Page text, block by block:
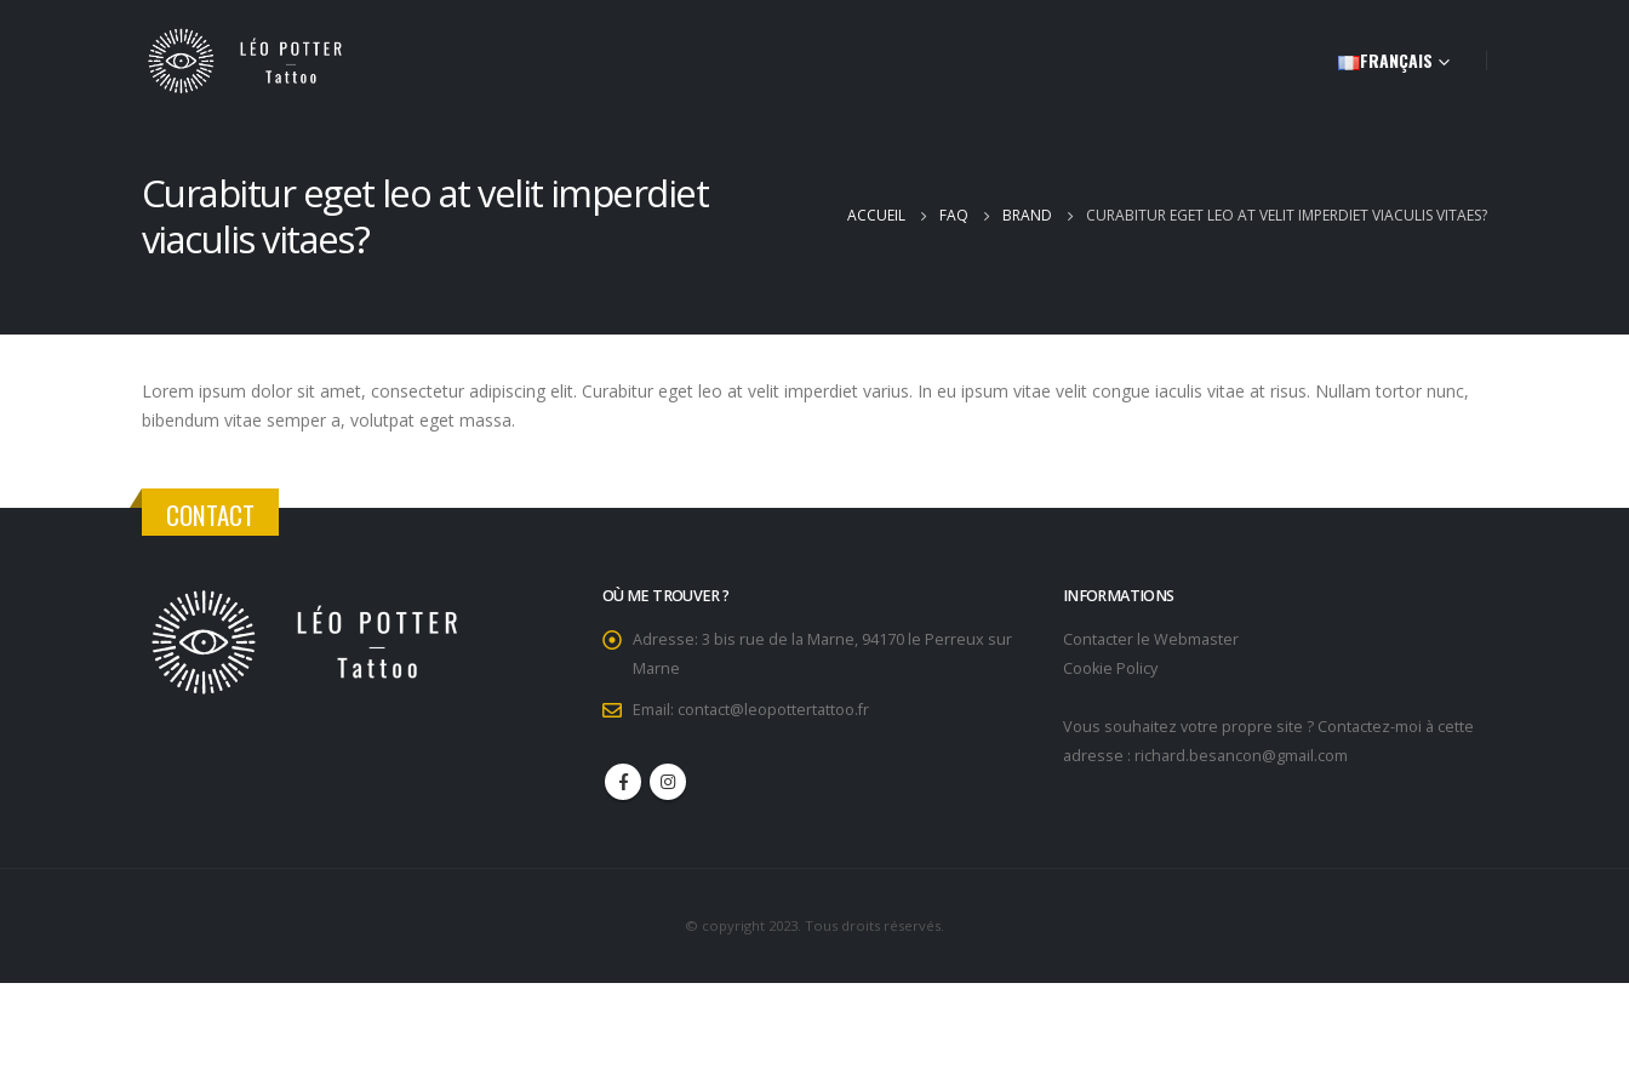
FRANÇAIS
Curabitur eget leo at velit imperdiet
viaculis vitaes?
ACCUEIL FAQ BRAND CURABITUR EGET LEO AT VELIT IMPERDIET VIACULIS VITAES?
Lorem ipsum dolor sit amet, consectetur adipiscing elit. Curabitur eget leo at velit imperdiet varius. In eu ipsum vitae velit congue iaculis vitae at risus. Nullam tortor nunc,
bibendum vitae semper a, volutpat eget massa.
CONTACT
OÙ ME TROUVER ?
Adresse: 3 bis rue de la Marne, 94170 le Perreux sur
Marne
Email: contact@leopottertattoo.fr
INFORMATIONS
Contacter le Webmaster
Cookie Policy
Vous souhaitez votre propre site ? Contactez-moi à cette
adresse : richard.besancon@gmail.com
© copyright 2023. Tous droits réservés.